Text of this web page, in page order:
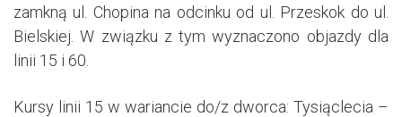
zamkną ul. Chopina na odcinku od ul. Przeskok do ul.
Bielskiej. W związku z tym wyznaczono objazdy dla
linii 15 i 60.
Kursy linii 15 w wariancie do/z dworca: Tysiąclecia –